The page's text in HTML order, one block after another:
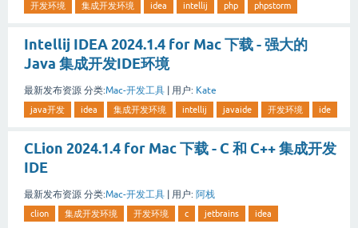
开发环境 集成开发环境 idea intellij php phpstorm
Intellij IDEA 2024.1.4 for Mac 下载 - 强大的
Java 集成开发IDE环境
最新发布资源 分类:Mac-开发工具 用户: Kate
java开发 idea 集成开发环境 intellij javaide 开发环境 ide
CLion 2024.1.4 for Mac 下载 - C 和 C++ 集成开发
IDE
最新发布资源 分类:Mac-开发工具 用户: 阿栈
clion 集成开发环境 开发环境 c jetbrains idea